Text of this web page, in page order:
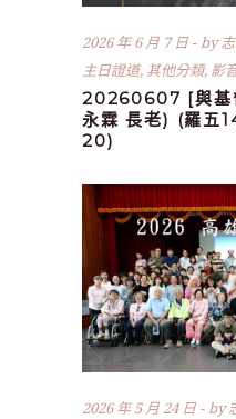
2026 年 6 月 7 日 by
主日證道, 其他分類, 影
20260607 [與基
永霖 長老) (羅五
20)
2026 年 5 月 24 日 by